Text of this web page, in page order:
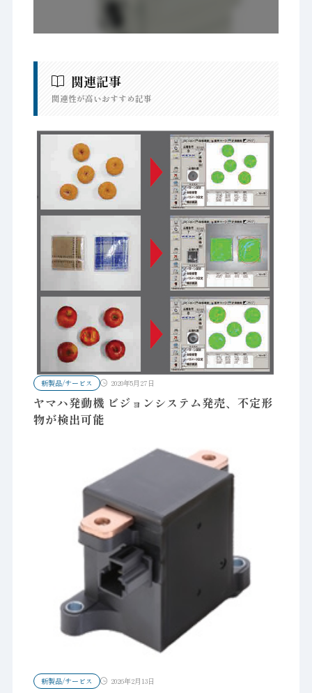
関連記事
関連性が高いおすすめ記事
新製品/サービス 2020年5月27日
ヤマハ発動機 ビジョンシステム発売、不定形
物が検出可能
新製品/サービス 2026年2月13日